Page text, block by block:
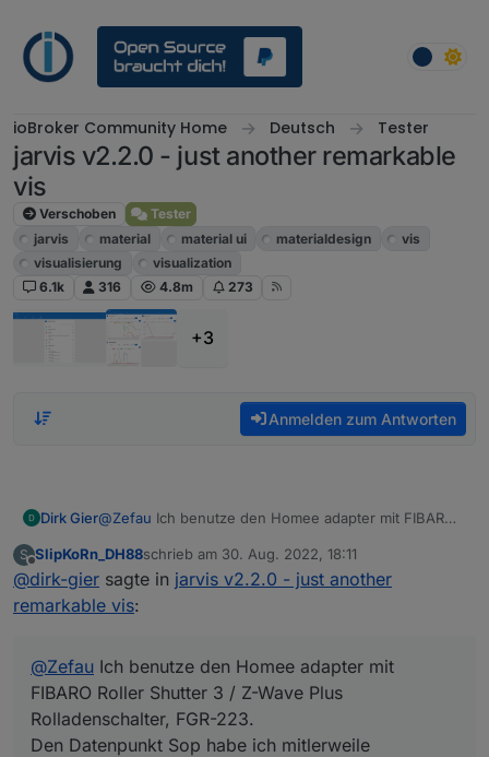
ioBroker Community Home Deutsch Tester
jarvis v2.2.0 - just another remarkable
vis
Verschoben
Tester
jarvis
material material ui materialdesign
vis
visualisierung
visualization
6.1k
316 4.8m 273
+3
Anmelden zum Antworten
Dirk Gier@Zefau Ich benutze den Homee adapter mit FIBARO
223.
Den Datenpunkt Sop habe ich mitlerweile
hinbekommen in dem ich ein Alias angelegt habe, das
könnte ich zwar die Orientierung umkehren, dann
passt es aber leider
nicht mehr zu den Schaltern wenn man von Hand
bedienen möchte.
Danke für deine Mühe.
S
Offline
SlipKoRn_DH88schrieb am 30. Aug. 2022, 18:11
zuletzt editiert von
@dirk-gier sagte in jarvis v2.2.0 - just another
remarkable vis:
@Zefau Ich benutze den Homee adapter mit
FIBARO Roller Shutter 3 / Z-Wave Plus
Rolladenschalter, FGR-223.
Den Datenpunkt Sop habe ich mitlerweile